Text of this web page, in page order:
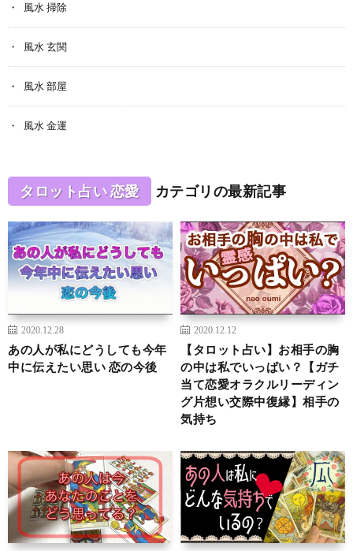
風水 掃除
風水 玄関
風水 部屋
風水 金運
タロット占い 恋愛 カテゴリの最新記事
2020.12.28
あの人が私にどうしても今年
中に伝えたい思い 恋の今後
2020.12.12
【タロット占い】お相手の胸
の中は私でいっぱい？【ガチ
当て恋愛オラクルリーディン
グ片想い交際中復縁】相手の
気持ち